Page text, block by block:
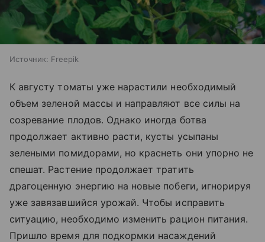
Источник: Freepik
К августу томаты уже нарастили необходимый
объем зеленой массы и направляют все силы на
созревание плодов. Однако иногда ботва
продолжает активно расти, кусты усыпаны
зелеными помидорами, но краснеть они упорно не
спешат. Растение продолжает тратить
драгоценную энергию на новые побеги, игнорируя
уже завязавшийся урожай. Чтобы исправить
ситуацию, необходимо изменить рацион питания.
Пришло время для подкормки насаждений